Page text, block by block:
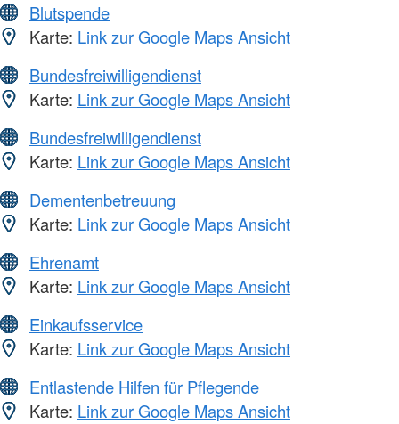
Blutspende
Karte: Link zur Google Maps Ansicht
Bundesfreiwilligendienst
Karte: Link zur Google Maps Ansicht
Bundesfreiwilligendienst
Karte: Link zur Google Maps Ansicht
Dementenbetreuung
Karte: Link zur Google Maps Ansicht
Ehrenamt
Karte: Link zur Google Maps Ansicht
Einkaufsservice
Karte: Link zur Google Maps Ansicht
Entlastende Hilfen für Pflegende
Karte: Link zur Google Maps Ansicht